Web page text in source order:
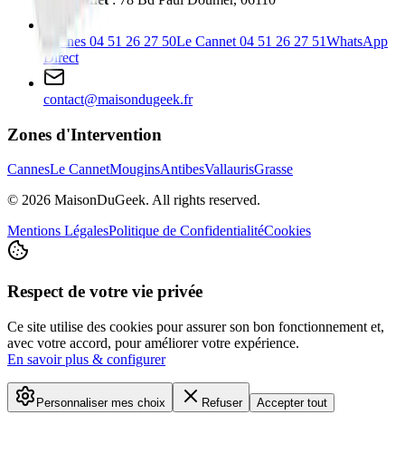
Cannes 04 51 26 27 50Le Cannet 04 51 26 27 51WhatsApp
Direct
contact@maisondugeek.fr
Zones d'Intervention
CannesLe CannetMouginsAntibesVallaurisGrasse
© 2026 MaisonDuGeek. All rights reserved.
Mentions LégalesPolitique de ConfidentialitéCookies
Respect de votre vie privée
Ce site utilise des cookies pour assurer son bon fonctionnement et,
avec votre accord, pour améliorer votre expérience.
En savoir plus & configurer
Personnaliser mes choix Refuser Accepter tout